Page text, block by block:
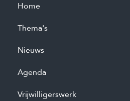
Home
Thema's
Nieuws
Agenda
Vrijwilligerswerk